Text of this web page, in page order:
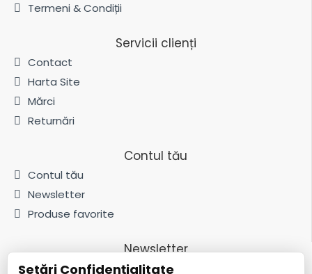
Termeni & Condiții
Servicii clienți
Contact
Harta Site
Mărci
Returnări
Contul tău
Contul tău
Newsletter
Produse favorite
Newsletter
Fii la curent cu noutățile și promoțiile abonându-te la newsletter-ul
Setări Confidențialitate